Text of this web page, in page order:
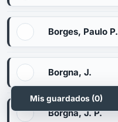
Borges, Paulo P.
Borgna, J.
Borgna, J. P.
Mis guardados (0)